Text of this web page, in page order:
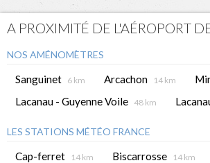
A PROXIMITÉ DE L'AÉROPORT
NOS AMÉNOMÈTRES
Sanguinet 6 km Arcachon 14 km
Lacanau - Guyenne Voile 48 km
LES STATIONS MÉTÉO FRANCE
Cap-ferret 14 km Biscarrosse 14 km